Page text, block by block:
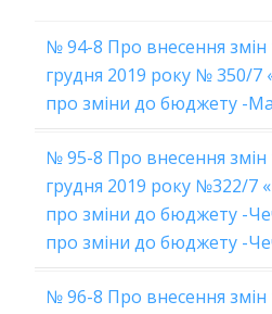
№ 94-8 Про внесення змін
грудня 2019 року № 350/7
про зміни до бюджету -
№ 95-8 Про внесення змін
грудня 2019 року №322/7
про зміни до бюджету -
про зміни до бюджету -
№ 96-8 Про внесення змін